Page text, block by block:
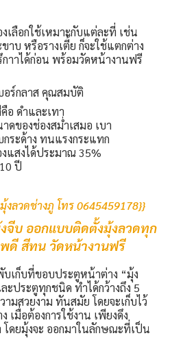
เลือกใช้เหมาะกับแต่ละที่ เช่น
บ หรือรางเตี้ย ก็จะใช้แตกต่าง
าาได้ก่อน พร้อมวัดหน้างานฟรี
อร์กลาส คุณสมบัติ
อ ดำและเทา
ดของช่องสม่ำเสมอ เบา
ระด้าง ทนแรงกระแทก
แสงได้ประมาณ 35%
ปี
ลวดช่างภู โทร 0645459178}}
จีบ ออกแบบติดตั้งมุ้งลวดทุก
ดี สีทน วัดหน้างานฟรี
บเก็บที่ขอบประตูหน้าต่าง “มุ้ง
ะประตูทุกชนิด ทำได้กว้างถึง 5
ามสวยงาม ทันสมัย โดยจะเก็บไว้
เมื่อต้องการใช้งาน เพียงดึง
โดยมุ้งจะ ออกมาในลักษณะที่เป็น